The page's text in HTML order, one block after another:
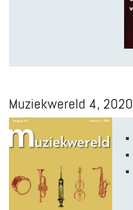
Muziekwereld 4, 2020